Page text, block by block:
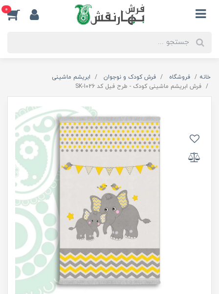
0
خانه فروشگاه فرش کودک و نوجوان
ابریشم ماشینی
فرش ابریشم ماشینی کودک - طرح فیل کد SK-1026